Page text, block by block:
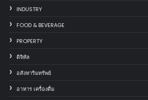
INDUSTRY
FOOD & BEVERAGE
PROPERTY
ดิจิทัล
อสังหาริมทรัพย์
อาหาร เครื่องดื่ม